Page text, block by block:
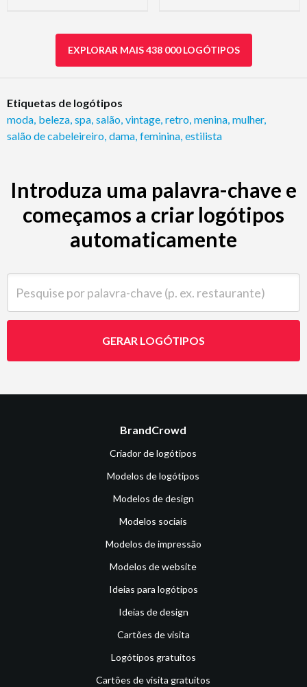
EXPLORAR MAIS 438 000 LOGÓTIPOS
Etiquetas de logótipos
moda beleza spa salão vintage retro menina mulher,
salão de cabeleireiro dama feminina estilista
Introduza uma palavra-chave e
começamos a criar logótipos
automaticamente
GERAR LOGÓTIPOS
BrandCrowd
Criador de logótipos
Modelos de logótipos
Modelos de design
Modelos sociais
Modelos de impressão
Modelos de website
Ideias para logótipos
Ideias de design
Cartões de visita
Logótipos gratuitos
Cartões de visita gratuitos